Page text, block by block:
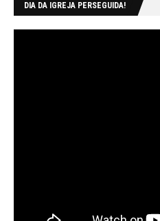
DIA DA IGREJA PERSEGUIDA!